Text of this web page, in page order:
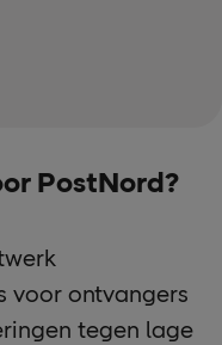
PostNord?
voor ontvangers
tegen lage